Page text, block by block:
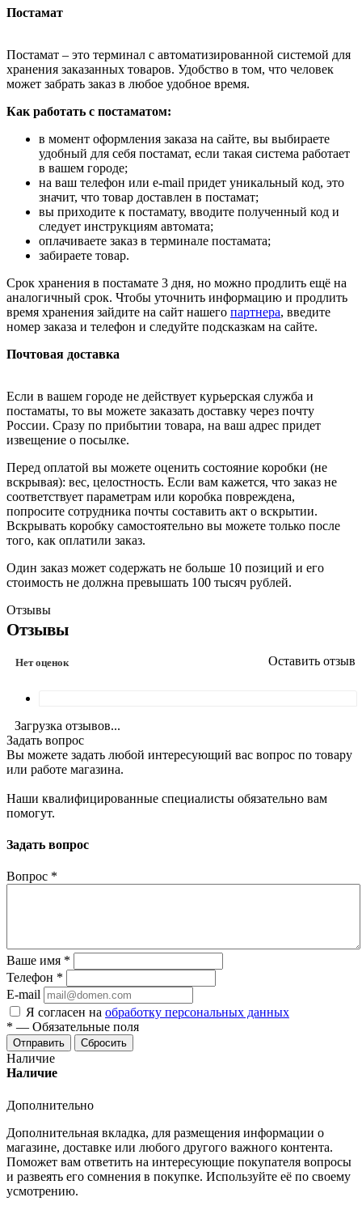
Постамат
Постамат – это терминал с автоматизированной системой для
хранения заказанных товаров. Удобство в том, что человек
может забрать заказ в любое удобное время.
Как работать с постаматом:
в момент оформления заказа на сайте, вы выбираете
удобный для себя постамат, если такая система работает
в вашем городе;
на ваш телефон или e-mail придет уникальный код, это
значит, что товар доставлен в постамат;
вы приходите к постамату, вводите полученный код и
следует инструкциям автомата;
оплачиваете заказ в терминале постамата;
забираете товар.
Срок хранения в постамате 3 дня, но можно продлить ещё на
аналогичный срок. Чтобы уточнить информацию и продлить
время хранения зайдите на сайт нашего партнера, введите
номер заказа и телефон и следуйте подсказкам на сайте.
Почтовая доставка
Если в вашем городе не действует курьерская служба и
постаматы, то вы можете заказать доставку через почту
России. Сразу по прибытии товара, на ваш адрес придет
извещение о посылке.
Перед оплатой вы можете оценить состояние коробки (не
вскрывая): вес, целостность. Если вам кажется, что заказ не
соответствует параметрам или коробка повреждена,
попросите сотрудника почты составить акт о вскрытии.
Вскрывать коробку самостоятельно вы можете только после
того, как оплатили заказ.
Один заказ может содержать не больше 10 позиций и его
стоимость не должна превышать 100 тысяч рублей.
Отзывы
Отзывы
Нет оценок Оставить отзыв
Загрузка отзывов...
Задать вопрос
Вы можете задать любой интересующий вас вопрос по товару
или работе магазина.
Наши квалифицированные специалисты обязательно вам
помогут.
Задать вопрос
Вопрос *
Ваше имя *
Телефон *
E-mail
Я согласен на обработку персональных данных
* — Обязательные поля
Отправить Сбросить
Наличие
Наличие
Дополнительно
Дополнительная вкладка, для размещения информации о
магазине, доставке или любого другого важного контента.
Поможет вам ответить на интересующие покупателя вопросы
и развеять его сомнения в покупке. Используйте её по своему
усмотрению.